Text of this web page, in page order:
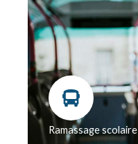
Ramassage scolaire